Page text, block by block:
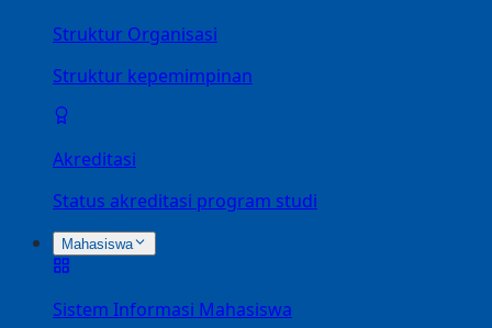
Struktur Organisasi
Struktur kepemimpinan
Akreditasi
Status akreditasi program studi
Mahasiswa
Sistem Informasi Mahasiswa